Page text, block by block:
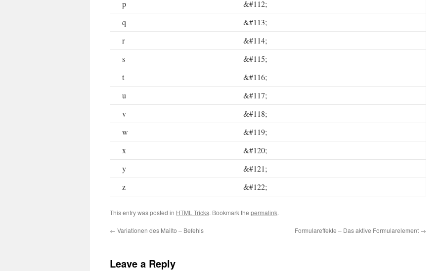
p
&#112;
q
&#113;
r
&#114;
s
&#115;
t
&#116;
u
&#117;
v
&#118;
w
&#119;
x
&#120;
y
&#121;
z
&#122;
This entry was posted in HTML Tricks. Bookmark the permalink.
← Variationen des Mailto – Befehls Formulareffekte – Das aktive Formularelement →
Leave a Reply